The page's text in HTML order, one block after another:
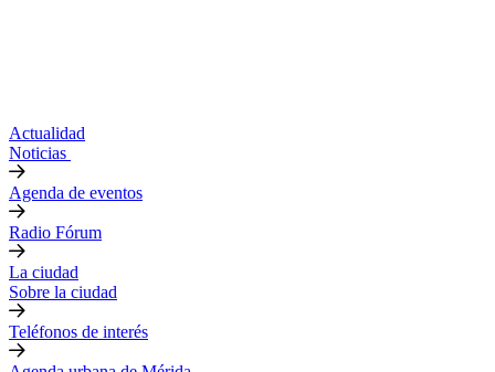
Actualidad
Noticias
Agenda de eventos
Radio Fórum
La ciudad
Sobre la ciudad
Teléfonos de interés